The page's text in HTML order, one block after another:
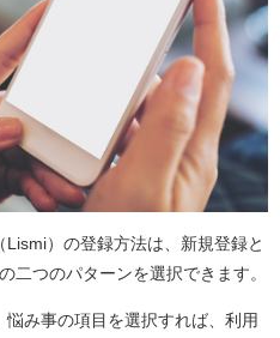
）の登録方法は、新規登録と
二つのパターンを選択できます。
み事の項目を選択すれば、利用